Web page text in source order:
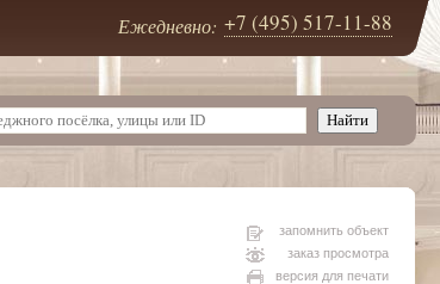
Ежедневно: +7 (495) 517-11-88
запомнить объект
заказ просмотра
версия для печати